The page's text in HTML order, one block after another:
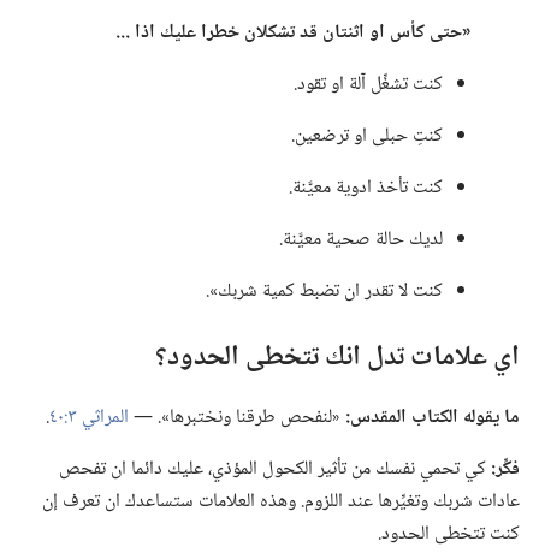
«حتى كأس او اثنتان قد تشكلان خطرا عليك اذا .‏.‏.‏
كنت تشغِّل آلة او تقود.‏
كنتِ حبلى او ترضعين.‏
كنت تأخذ ادوية معيَّنة.‏
لديك حالة صحية معيَّنة.‏
كنت لا تقدر ان تضبط كمية شربك».‏
اي علامات تدل انك تتخطى الحدود؟‏
ما يقوله الكتاب المقدس:‏ «لنفحص طرقنا ونختبرها».‏ —‏المراثي ٣:‏٤٠
.‏
فكِّر:‏كي تحمي نفسك من تأثير الكحول المؤذي،‏ عليك دائما ان تفحص
عادات شربك وتغيِّرها عند اللزوم.‏ وهذه العلامات ستساعدك ان تعرف إن
كنت تتخطى الحدود.‏